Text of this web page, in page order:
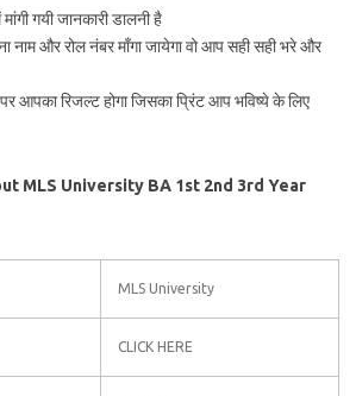
गयी जानकारी डालनी है
और रोल नंबर माँगा जायेगा वो आप सही सही भरे और
रिजल्ट होगा जिसका प्रिंट आप भविष्ये के लिए
MLS University BA 1st 2nd 3rd Year
MLS University
CLICK HERE